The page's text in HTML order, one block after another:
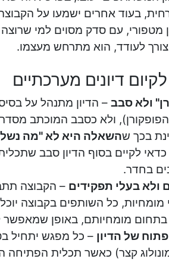
בעוד אחרים ישמעו על
מטפורי, עם סדק מסוים למי
לעודד, הוא מתרחש מעצמו.
דיונים מערכתיים
ולא סבב – הדיון מתנהל על
ולא כסבב המוכתב
בכך שהשאלה היא לא "מה
כדאי לקיים בסוף הדיון סבב
בחדר.
ולא בעלי תפקידים – הקבוצה
מומחיות, כל השותפים בקבוצה
בתחום מומחיותם, באופן שמאפשר
של הדיון – כל מפגש יתחיל
קצר) כאשר תכלית